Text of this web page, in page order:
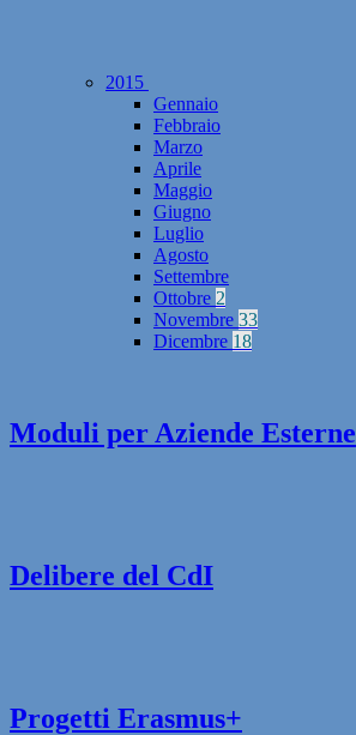
2015
Gennaio
Febbraio
Marzo
Aprile
Maggio
Giugno
Luglio
Agosto
Settembre
Ottobre 2
Novembre 33
Dicembre 18
Moduli per Aziende Esterne
Delibere del CdI
Progetti Erasmus+